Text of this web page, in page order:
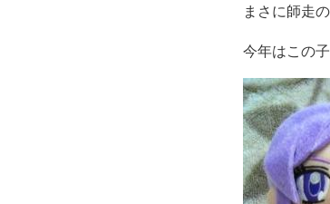
まさに師走
今年はこの